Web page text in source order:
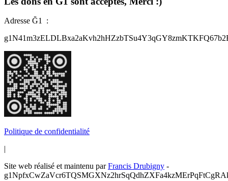
Adresse Ğ1 :
Politique de confidentialité
Site web réalisé et maintenu parFrancis Drubigny -